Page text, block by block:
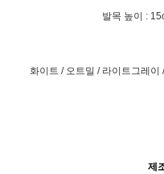
발목 높이 :
화이트 / 오트밀 / 라이트그레이
제